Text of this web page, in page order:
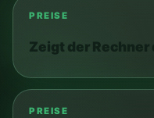
PREISE
Zeigt der Rechner
PREISE